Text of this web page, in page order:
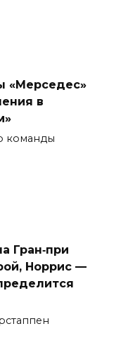
«Мерседес»
в
команды
Гран‑при
Норрис —